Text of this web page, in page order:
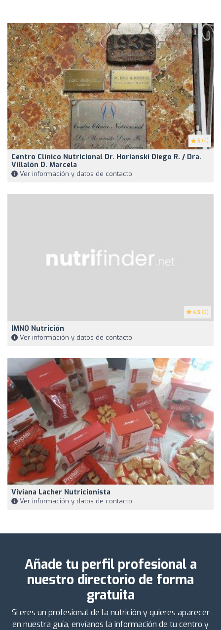
5 (4)
Centro Clínico Nutricional Dr. Horianski Diego R. / Dra.
Villalón D. Marcela
Ver información y datos de contacto
4.5 (2)
IMNO Nutrición
Ver información y datos de contacto
Viviana Lacher Nutricionista
Ver información y datos de contacto
Añade tu perfil profesional a
nuestro directorio de forma
gratuita
Si eres un profesional de la nutrición y quieres aparecer
en nuestra guía, envíanos la información de tu centro y